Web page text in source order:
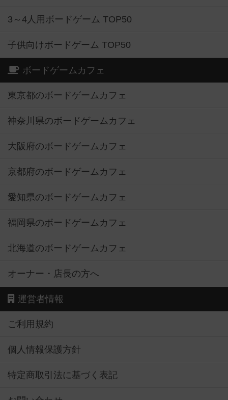
3～4人用ボードゲーム TOP50
子供向けボードゲーム TOP50
ボードゲームカフェ
東京都のボードゲームカフェ
神奈川県のボードゲームカフェ
大阪府のボードゲームカフェ
京都府のボードゲームカフェ
愛知県のボードゲームカフェ
福岡県のボードゲームカフェ
北海道のボードゲームカフェ
オーナー・店長の方へ
運営者情報
ご利用規約
個人情報保護方針
特定商取引法に基づく表記